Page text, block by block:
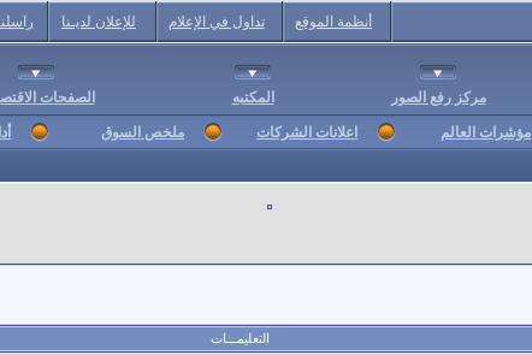
أنظمة الموقع تداول في الإعلام للإعلان لديـنا
مركز رفع الصور المكتبه الصفحات
مؤشرات العالم اعلانات الشركات ملخص السوق
التعليمـــات